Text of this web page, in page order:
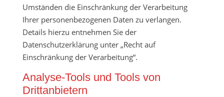
Umständen die Einschränkung der Verarbeitung
Ihrer personenbezogenen Daten zu verlangen.
Details hierzu entnehmen Sie der
Datenschutzerklärung unter „Recht auf
Einschränkung der Verarbeitung“.
Analyse-Tools und Tools von
Drittanbietern